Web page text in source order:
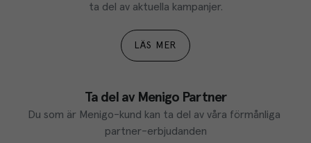
ta del av aktuella kampanjer.
LÄS MER
Ta del av Menigo Partner
Du som är Menigo-kund kan ta del av våra förmånliga
partner-erbjudanden